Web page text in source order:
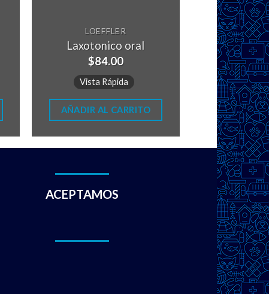
LOEFFLER
Laxotonico oral
$84.00
Vista Rápida
AÑADIR AL CARRITO
ACEPTAMOS